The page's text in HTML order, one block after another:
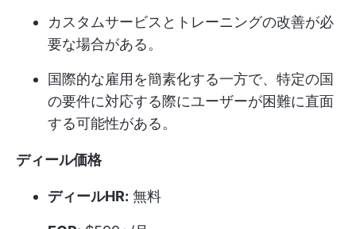
カスタムサービスとトレーニングの改善が必
要な場合がある。
国際的な雇用を簡素化する一方で、特定の国
の要件に対応する際にユーザーが困難に直面
する可能性がある。
ディール価格
ディールHR: 無料